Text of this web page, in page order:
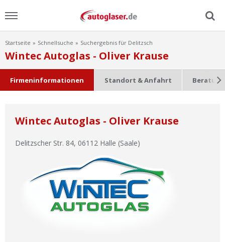
Menu
Home
Ratgeber
Startseite Schnellsuche Suchergebnis für Delitzsch
Wintec Autoglas - Oliver Krause
Firmeninformationen Standort & Anfahrt
Wintec Autoglas - Oliver Krause
Delitzscher Str. 84, 06112 Halle (Saale)